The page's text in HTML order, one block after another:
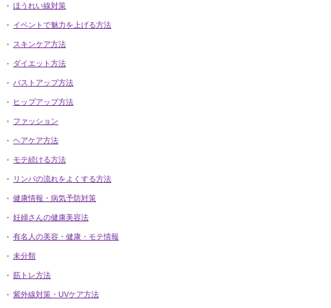
ほうれい線対策
イベントで魅力を上げる方法
スキンケア方法
ダイエット方法
バストアップ方法
ヒップアップ方法
ファッション
ヘアケア方法
モテ続ける方法
リンパの流れをよくする方法
健康情報・病気予防対策
妊婦さんの健康美容法
有名人の美容・健康・モテ情報
未分類
筋トレ方法
紫外線対策・UVケア方法